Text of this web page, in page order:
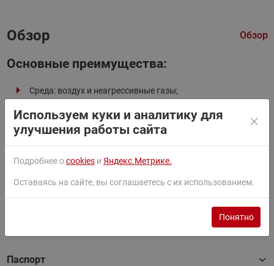
Обзор Обзор
Основные преимущества:
Среда: воздух и неагрессивные газы;
Погрешность измерения влажности: 3%;
Выходной сигнал: 4-20 мА, 0-10В.
Документы Все документы
Паспорт
Используем куки и аналитику для
улучшения работы сайта
Подробнее оcookies и Яндекс.Метрике.
Оставаясь на сайте, вы соглашаетесь с их использованием.
Понятно